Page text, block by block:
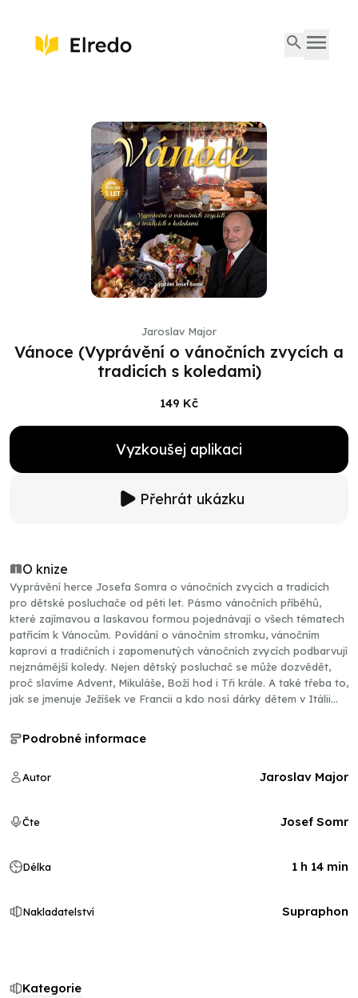
Jaroslav Major
Vánoce (Vyprávění o vánočních zvycích a
tradicích s koledami)
149 Kč
Vyzkoušej aplikaci
Přehrát ukázku
O knize
Vyprávění herce Josefa Somra o vánočních zvycích a tradicích
pro dětské posluchače od pěti let. Pásmo vánočních příběhů,
které zajímavou a laskavou formou pojednávají o všech tématech
patřícím k Vánocům. Povídání o vánočním stromku, vánočním
kaprovi a tradičních i zapomenutých vánočních zvycích podbarvují
nejznámější koledy. Nejen dětský posluchač se může dozvědět,
proč slavíme Advent, Mikuláše, Boží hod i Tři krále. A také třeba to,
jak se jmenuje Ježíšek ve Francii a kdo nosí dárky dětem v Itálii...
Kategorie
Podrobné informace
Autor Jaroslav Major
Čte Josef Somr
Délka 1 h 14 min
Nakladatelství Supraphon